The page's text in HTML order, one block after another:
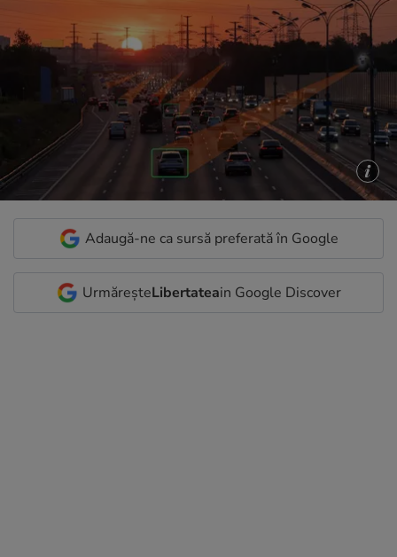
Adaugă-ne ca sursă preferată în Google
UrmăreșteLibertateain Google Discover